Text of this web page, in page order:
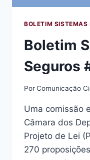
BOLETIM SISTEMAS
Boletim
Seguros
PorComunicação
Uma comissão
Câmara dos
Projeto de Lei
270